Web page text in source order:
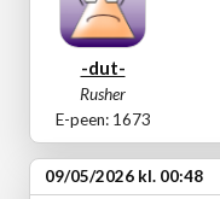
-dut-
Rusher
E-peen: 1673
09/05/2026 kl. 00:48